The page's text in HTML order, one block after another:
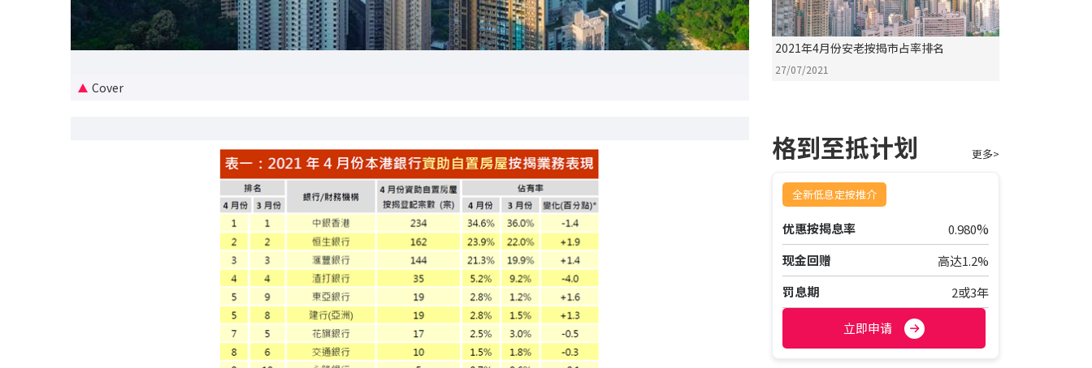
Cover
2021年4月份安老按揭市占率排名
27/07/2021
格到至抵计划 更多>
全新低息定按推介
优惠按揭息率 0.980%
现金回赠
高达1.2%
罚息期
2或3年
立即申请